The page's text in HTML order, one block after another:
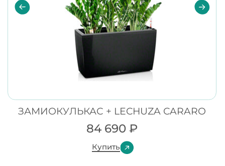
ЗАМИОКУЛЬКАС + LECHUZA CARARO
84 690₽
Купить